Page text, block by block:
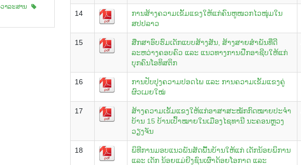
ວາລະສານ
14
ການສ້າງຄວາມເຂັ້ມແຂງໃຫ້ແກ່ຄົນຫູໜວກໄວໜຸ່ມໃນ
ສປປລາວ
15
ສືກສາອົບຮົມເດັກແບບສ້າງສັນ, ສ້າງສາຍສຳພັນທີ່ດີ
ລະຫວ່າງຄອບຄົວ ແລະ ແນວທາງການຝືກອາຊີບໃຫ້ແກ່
ບຸກຄົນໂອທິສຕິກ
16
ການປັບປຸງຄວາມປອດໄພ ແລະ ການຄວາມເຂັ້ມແຂງຄູ່
ຜົວເມຍໃໝ່
17
ສ້າງຄວາມເຂັ້ມແຂງໃຫ້ແກ່ອາສາສະໝັກກົດໝາຍປະຈໍາ
ບ້ານ 15 ບ້ານເປົ້າໝາຍໃນເມືອງໄຊທານີ ນະຄອນຫຼວງ
ວຽງຈັນ
18
ພິທີການມອບແນວພັນສັດພື້ນບ້ານໃຫ້ແກ່ ເດັກນ້ອຍພິການ
ແລະ ເດັກ ນ້ອຍແມ່ຍີງຊົນເຜົ່າດ້ອຍໂອກາດ ແລະ